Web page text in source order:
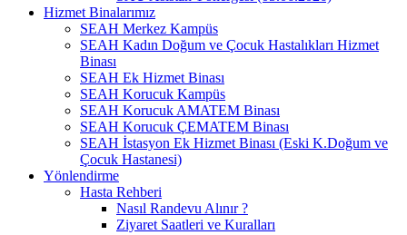
Hizmet Binalarımız
SEAH Merkez Kampüs
SEAH Kadın Doğum ve Çocuk Hastalıkları Hizmet
Binası
SEAH Ek Hizmet Binası
SEAH Korucuk Kampüs
SEAH Korucuk AMATEM Binası
SEAH Korucuk ÇEMATEM Binası
SEAH İstasyon Ek Hizmet Binası (Eski K.Doğum ve
Çocuk Hastanesi)
Yönlendirme
Hasta Rehberi
Nasıl Randevu Alınır ?
Ziyaret Saatleri ve Kuralları